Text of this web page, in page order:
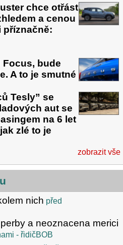
chce otřást
a cenou
příznačně:
Focus, bude
A to je smutné
Tesly” se
aut se
na 6 let
zlé to je
zobrazit vše
nich před
a neoznacena merici
- řidičBOB